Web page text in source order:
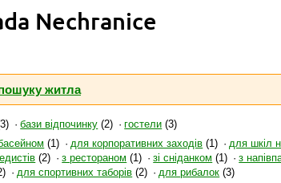
Nechranice
житла
бази відпочинку (2) гостели (3)
(1) для корпоративних заходів (1) для шкіл
(2) з рестораном (1) зі сніданком (1) з
для спортивних таборів (2) для рибалок (3)